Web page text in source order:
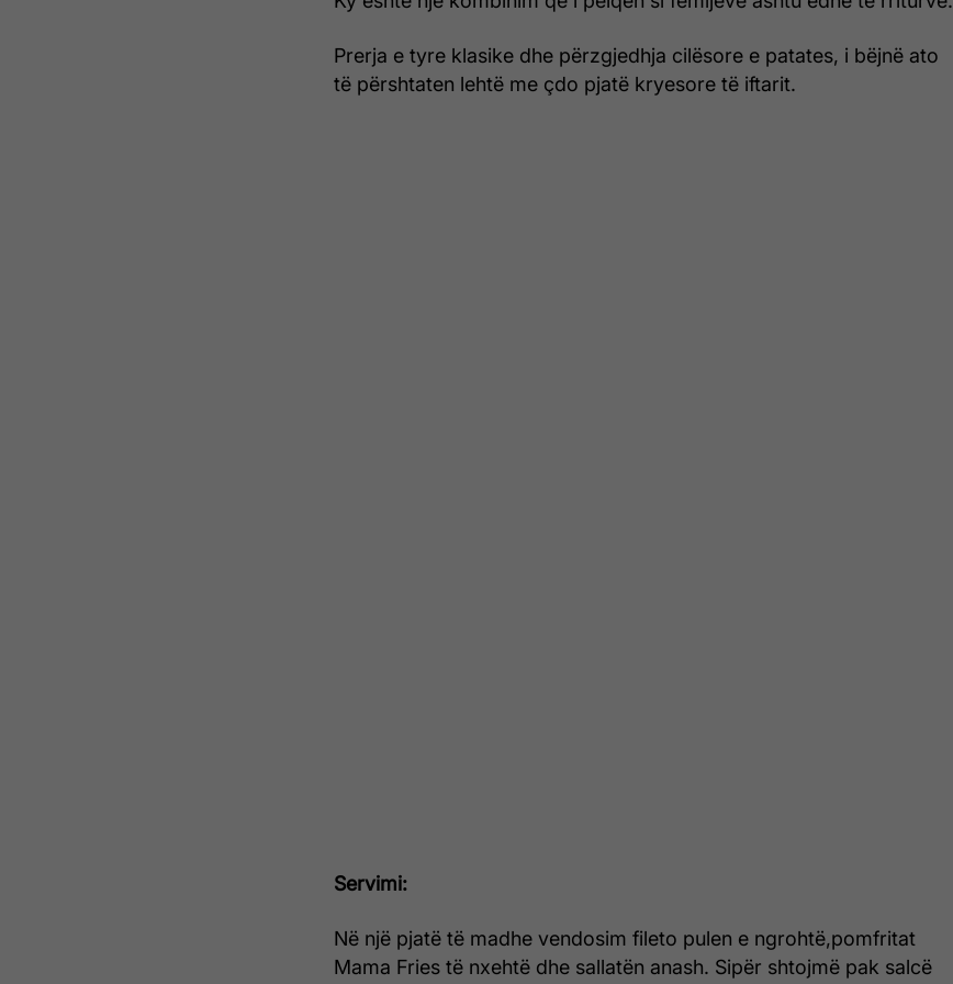
Prerja e tyre klasike dhe përzgjedhja cilësore e patates, i bëjnë ato
të përshtaten lehtë me çdo pjatë kryesore të iftarit.
Servimi:
Në një pjatë të madhe vendosim fileto pulen e ngrohtë,pomfritat
Mama Fries të nxehtë dhe sallatën anash. Sipër shtojmë pak salcë